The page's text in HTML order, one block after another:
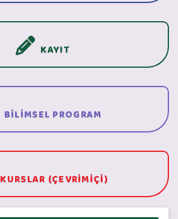
KAYIT
BİLİMSEL PROGRAM
KURSLAR (ÇEVRİMİÇİ)